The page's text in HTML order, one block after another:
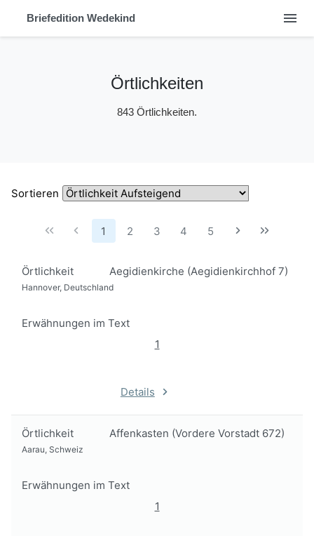
Briefedition Wedekind menu
Örtlichkeiten
843 Örtlichkeiten.
Sortieren
1 2 3 4 5
Örtlichkeit Aegidienkirche (Aegidienkirchhof 7)
Hannover, Deutschland
Erwähnungen im Text
1
Details
Örtlichkeit Affenkasten (Vordere Vorstadt 672)
Aarau, Schweiz
Erwähnungen im Text
1